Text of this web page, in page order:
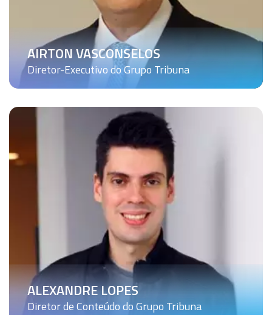
AIRTON VASCONSELOS
Diretor-Executivo do Grupo Tribuna
ALEXANDRE LOPES
Diretor de Conteúdo do Grupo Tribuna